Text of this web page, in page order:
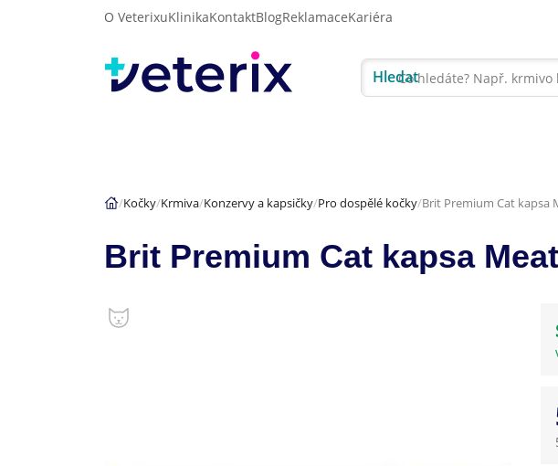
O VeterixuKlinikaKontaktBlogReklamaceKariéra
Hledat
Kočky Krmiva Konzervy a kapsičky Pro dospělé kočky Brit Premium Cat kapsa
Brit Premium Cat kapsa